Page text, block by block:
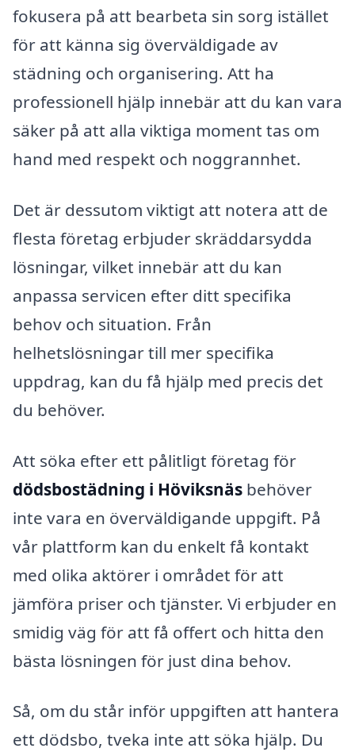
fokusera på att bearbeta sin sorg istället
för att känna sig överväldigade av
städning och organisering. Att ha
professionell hjälp innebär att du kan vara
säker på att alla viktiga moment tas om
hand med respekt och noggrannhet.
Det är dessutom viktigt att notera att de
flesta företag erbjuder skräddarsydda
lösningar, vilket innebär att du kan
anpassa servicen efter ditt specifika
behov och situation. Från
helhetslösningar till mer specifika
uppdrag, kan du få hjälp med precis det
du behöver.
Att söka efter ett pålitligt företag för
dödsbostädning i Höviksnäs behöver
inte vara en överväldigande uppgift. På
vår plattform kan du enkelt få kontakt
med olika aktörer i området för att
jämföra priser och tjänster. Vi erbjuder en
smidig väg för att få offert och hitta den
bästa lösningen för just dina behov.
Så, om du står inför uppgiften att hantera
ett dödsbo, tveka inte att söka hjälp. Du